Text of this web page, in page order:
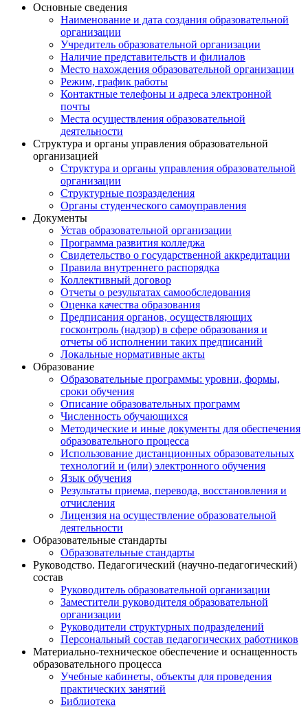
Основные сведения
Наименование и дата создания образовательной
организации
Учредитель образовательной организации
Наличие представительств и филиалов
Место нахождения образовательной организации
Режим, график работы
Контактные телефоны и адреса электронной
почты
Места осуществления образовательной
деятельности
Структура и органы управления образовательной
организацией
Структура и органы управления образовательной
организации
Структурные позразделения
Органы студенческого самоуправления
Документы
Устав образовательной организации
Программа развития колледжа
Свидетельство о государственной аккредитации
Правила внутреннего распорядка
Коллективный договор
Отчеты о результатах самообследования
Оценка качества образования
Предписания органов, осуществляющих
госконтроль (надзор) в сфере образования и
отчеты об исполнении таких предписаний
Локальные нормативные акты
Образование
Образовательные программы: уровни, формы,
сроки обучения
Описание образовательных программ
Численность обучающихся
Методические и иные документы для обеспечения
образовательного процесса
Использование дистанционных образовательных
технологий и (или) электронного обучения
Язык обучения
Результаты приема, перевода, восстановления и
отчисления
Лицензия на осуществление образовательной
деятельности
Образовательные стандарты
Образовательные стандарты
Руководство. Педагогический (научно-педагогический)
состав
Руководитель образовательной организации
Заместители руководителя образовательной
организации
Руководители структурных подразделений
Персональный состав педагогических работников
Материально-техническое обеспечение и оснащенность
образовательного процесса
Учебные кабинеты, объекты для проведения
практических занятий
Библиотека